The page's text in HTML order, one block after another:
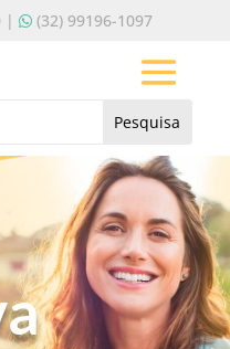
| (32) 99196-1097